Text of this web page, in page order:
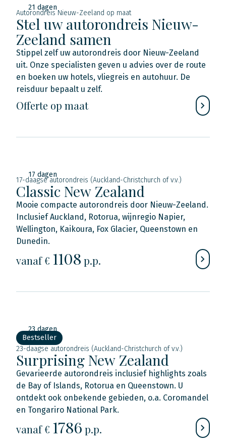
21 dagen
Autorondreis Nieuw-Zeeland op maat
Stel uw autorondreis Nieuw-
Zeeland samen
Stippel zelf uw autorondreis door Nieuw-Zeeland
uit. Onze specialisten geven u advies over de route
en boeken uw hotels, vliegreis en autohuur. De
reisduur bepaalt u zelf.
Offerte op maat
17 dagen
17-daagse autorondreis (Auckland-Christchurch of v.v.)
Classic New Zealand
Mooie compacte autorondreis door Nieuw-Zeeland.
Inclusief Auckland, Rotorua, wijnregio Napier,
Wellington, Kaikoura, Fox Glacier, Queenstown en
Dunedin.
vanaf € 1108 p.p.
23 dagen
Bestseller
23-daagse autorondreis (Auckland-Christchurch of v.v.)
Surprising New Zealand
Gevarieerde autorondreis inclusief highlights zoals
de Bay of Islands, Rotorua en Queenstown. U
ontdekt ook onbekende gebieden, o.a. Coromandel
en Tongariro National Park.
vanaf € 1786 p.p.